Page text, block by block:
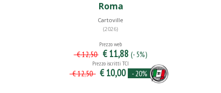
Roma
Cartoville
(2026)
Prezzo web
€ 12,50 € 11,88 (- 5%)
Prezzo iscritti TCI
€ 12,50 € 10,00 - 20%